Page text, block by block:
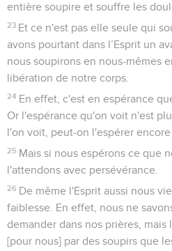
entière soupire et souffre les
23 Et ce n'est pas elle seule qui
avons pourtant dans l’Esprit un
nous soupirons en nous-mêmes
libération de notre corps.
24 En effet, c'est en espérance
Or l'espérance qu'on voit n'est
l'on voit, peut-on l'espérer encore
25 Mais si nous espérons ce que
l'attendons avec persévérance.
26 De même l'Esprit aussi nous
faiblesse. En effet, nous ne
demander dans nos prières,
[pour nous] par des soupirs que